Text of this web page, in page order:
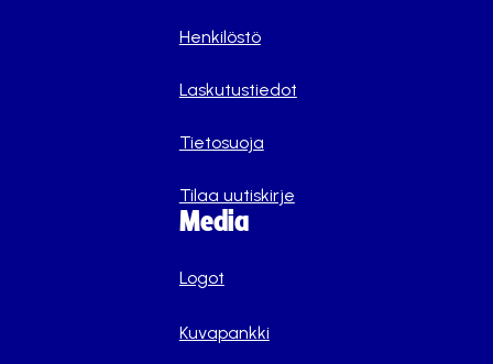
Henkilöstö
Laskutustiedot
Tietosuoja
Tilaa uutiskirje
Media
Logot
Kuvapankki